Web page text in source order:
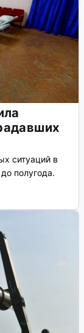
ситуаций в
полугода.